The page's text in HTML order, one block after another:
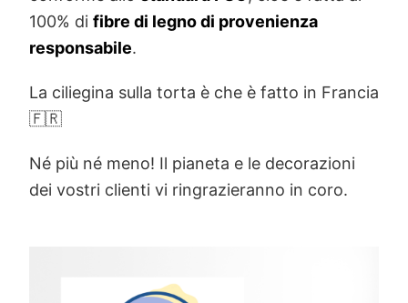
100% di fibre di legno di provenienza
responsabile.
La ciliegina sulla torta è che è fatto in Francia
🇫🇷
Né più né meno! Il pianeta e le decorazioni
dei vostri clienti vi ringrazieranno in coro.